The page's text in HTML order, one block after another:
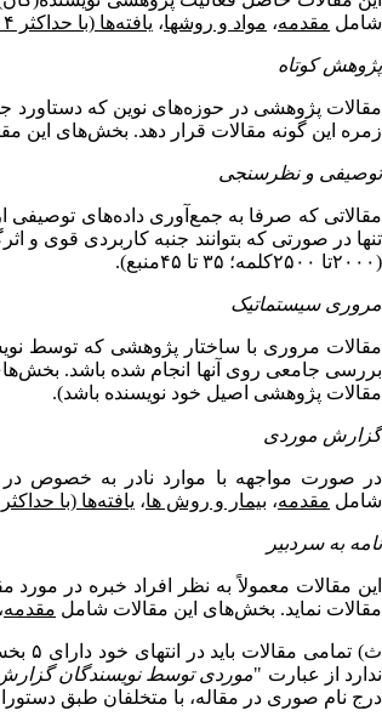
شامل مقدمه، مواد و روش­ها، یافته‌ها (با حداکثر ۴ دیاگرام)
پژوهش کوتاه
مقالات پژوهشی در حوزه‌های نوین که دستاورد
زمره این گونه مقالات قرار دهد. بخش‌های این
توصیفی و نظرسنجی
مقالاتی که صرفا به جمع‌آوری داده‌های توصیفی
تنها در صورتی که بتوانند جنبه کاربردی قوی و
(۲۰۰۰تا ۲۵۰۰کلمه؛ ۳۵ تا ۴۵منبع).
مروری سیستماتیک
مقالات مروری با ساختار پژوهشی که توسط
بررسی جامعی روی آنها انجام شده باشد.
مقالات پژوهشی اصیل خود نویسنده باشد).
گزارش موردی
در صورت مواجهه با موارد نادر به خصوص در
شامل مقدمه، بیمار و روش­ ها، یافته‌ها (با حداکثر ۲ دیاگرام)
نامه به سردبیر
این مقالات معمولاً به نظر افراد خبره در
مقالات نماید. بخش‌های این مقالات شامل مقدمه،
ث) تمامی مقالات باید در انتهای خود دارای ۵ بخش
ندارد از عبارت "موردی توسط نویسندگان
درج نام صوری در مقاله، با متخلفان طبق